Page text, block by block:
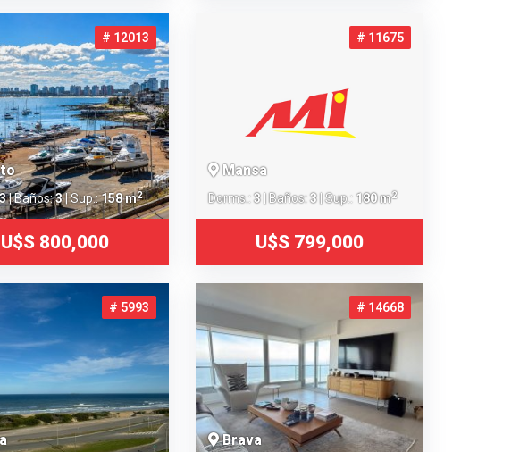
# 12013
| Baños:3| Sup.:158 m2
U$S 800,000
# 11675
Mansa
Dorms.: 3| Baños: 3 | Sup.: 180 m2
U$S 799,000
# 5993 # 14668
Brava